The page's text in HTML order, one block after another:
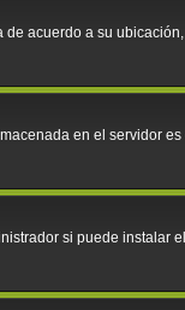
acuerdo a su
en el servidor
si puede instalar